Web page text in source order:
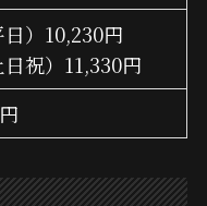
日）10,230円
日祝）11,330円